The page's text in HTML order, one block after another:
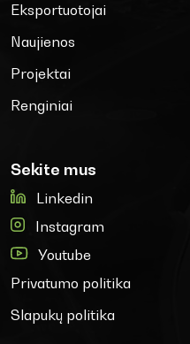
Eksportuotojai
Naujienos
Projektai
Renginiai
Sekite mus
Linkedin
Instagram
Youtube
Privatumo politika
Slapukų politika